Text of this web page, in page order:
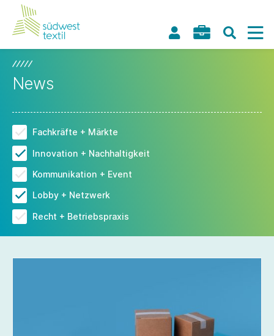
News
Fachkräfte + Märkte
Innovation + Nachhaltigkeit
Kommunikation + Event
Lobby + Netzwerk
Recht + Betriebspraxis